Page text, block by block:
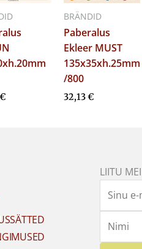
€
BRÄNDID
Paberalus
Ekleer MUST
135x35xh.25mm
/800
32,13€
LIITU